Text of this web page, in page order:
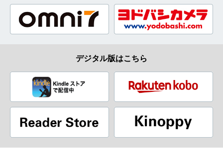
デジタル版はこちら